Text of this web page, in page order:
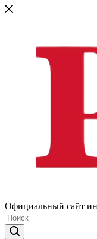
Официальный сайт